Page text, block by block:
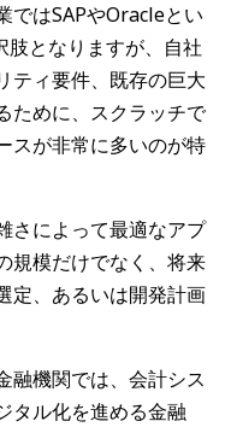
ではSAPやOracleとい
肢となりますが、自社
ティ要件、既存の巨大
ために、スクラッチで
スが非常に多いのが特
さによって最適なアプ
規模だけでなく、将来
定、あるいは開発計画
融機関では、会計シス
タル化を進める金融